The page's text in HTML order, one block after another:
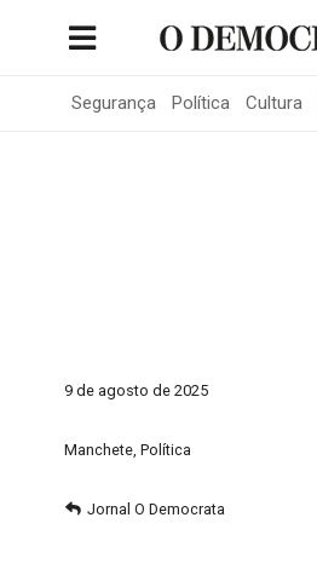
Segurança Política Cultura
9 de agosto de 2025
Manchete, Política
Jornal O Democrata